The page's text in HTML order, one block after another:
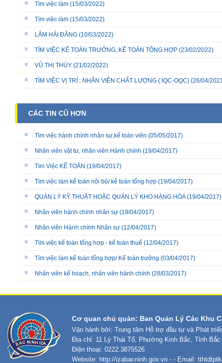
Tìm việc làm (15/03/2022)
Tìm việc làm (15/03/2022)
LÂM HẢI ĐĂNG (10/03/2022)
TÌM VIỆC KẾ TOÁN TRƯỞNG, KẾ TOÁN TỔNG HỢP (23/02/2022)
VŨ THỊ THÙY (21/02/2022)
TÌM VIỆC VỊ TRÍ : NHÂN VIÊN CHẤT LƯỢNG ( IQC-OQC) (26/04/
CÁC TIN CŨ HƠN
Tìm việc hành chính nhân sự,kế toán viên (05/05/2017)
Nhân viên vật tư, nhân viên Hành chính (19/04/2017)
Tìm Việc KẾ TOÁN (19/04/2017)
Tìm việc làm kế toán nội bộ/ kế toán tổng hợp (19/04/2017)
QUẢN LÝ KỸ THUẬT HOẶC QUẢN LÝ KHO HÀNG HÓA(19/04/2017)
Nhân viên hành chính nhân sự (19/04/2017)
Nhân viên Hành chính Nhân sự (12/04/2017)
Tìm việc kế toán tổng hợp - kế toán thuế (12/04/2017)
Tìm việc làm kế toán tổng hợp/ Kế toán trưởng (03/04/2017)
Nhân viên kế hoạch, nhân viên hành chính (28/03/2017)
Cơ quan chủ quản: Ban Quản Lý Các Khu
Vận hành bởi: Trung tâm Hỗ trợ đầu tư và Phát
Địa chỉ: 11 Lý Thái Tổ, Phường Kinh Bắc, Tỉnh Bắc
Điện thoại: 0222.3875526
Website: http://izabacninh.gov.vn - - Email: